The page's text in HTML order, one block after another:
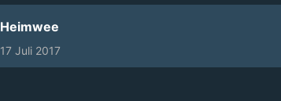
Heimwee
17 Juli 2017